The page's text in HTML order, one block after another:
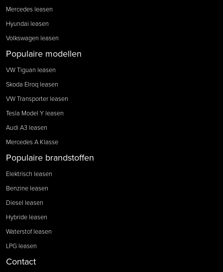
Mercedes leasen
Hyundai leasen
Volkswagen leasen
Populaire modellen
VW Tiguan leasen
Skoda Elroq leasen
VW Transporter leasen
Tesla Model Y leasen
Audi A3 leasen
Mercedes A Klasse
Populaire brandstoffen
Elektrisch leasen
Benzine leasen
Diesel leasen
Hybride leasen
Waterstof leasen
LPG leasen
Contact